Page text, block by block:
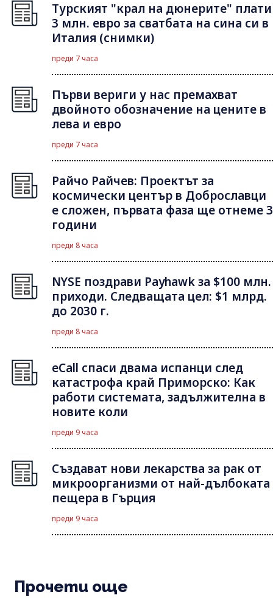
Турският "крал на дюнерите" плати
3 млн. евро за сватбата на сина си в
Италия (снимки)
преди 7 часа
Първи вериги у нас премахват
двойното обозначение на цените в
лева и евро
преди 7 часа
Райчо Райчев: Проектът за
космически център в Доброславци
е сложен, първата фаза ще отнеме 3
години
преди 8 часа
NYSE поздрави Payhawk за $100 млн.
приходи. Следващата цел: $1 млрд.
до 2030 г.
преди 8 часа
eCall спаси двама испанци след
катастрофа край Приморско: Как
работи системата, задължителна в
новите коли
преди 9 часа
Създават нови лекарства за рак от
микроорганизми от най-дълбоката
пещера в Гърция
преди 9 часа
Прочети още